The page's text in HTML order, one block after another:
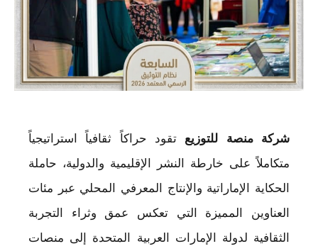
شركة منصة للتوزيع تقود حراكاً ثقافياً استراتيجياً
متكاملاً على خارطة النشر الإقليمية والدولية، حاملة
الحكاية الإماراتية والإنتاج المعرفي المحلي عبر مئات
العناوين المميزة التي تعكس عمق وثراء التجربة
الثقافية لدولة الإمارات العربية المتحدة إلى منصات